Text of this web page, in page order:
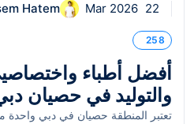
22 Mar 2026
Hatem
258
أفضل أطباء
والتوليد في حصيان
تعتبر المنطقة حصيان في دبي واحدة